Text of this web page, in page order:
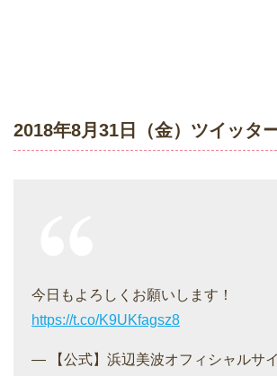
2018年8月31日（金）ツイッタ
今日もよろしくお願いします！
https://t.co/K9UKfagsz8
— 【公式】浜辺美波オフィシャルサ